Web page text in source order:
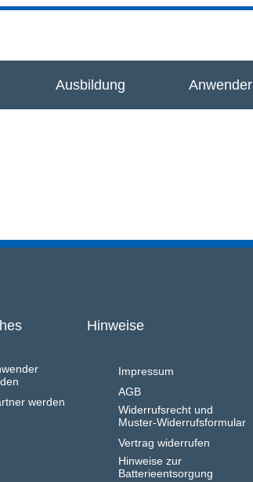
Ausbildung Anwender
werden
Hinweise
Impressum
AGB
Widerrufsrecht und
Muster-Widerrufsformular
Vertrag widerrufen
Hinweise zur
Batterieentsorgung